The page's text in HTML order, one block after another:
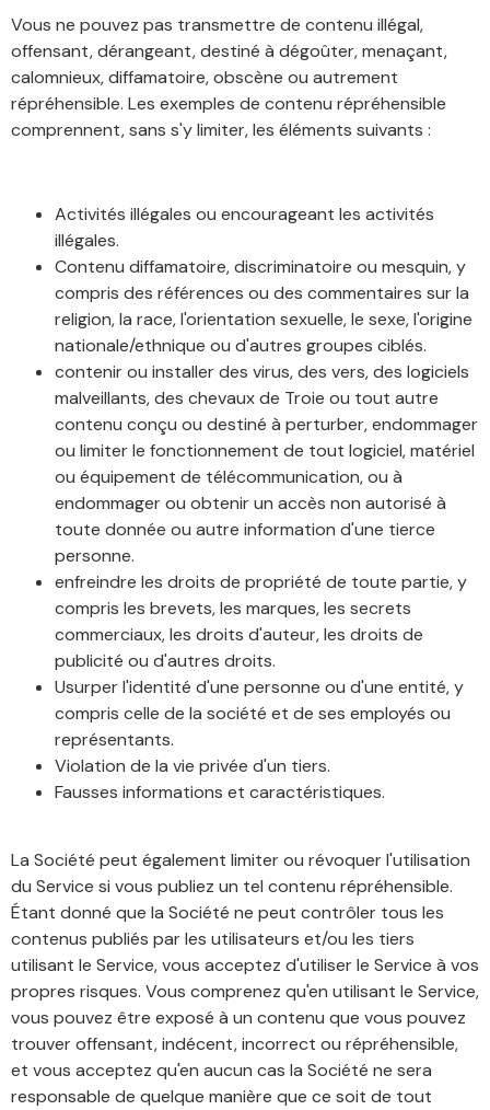
Vous ne pouvez pas transmettre de contenu illégal,
offensant, dérangeant, destiné à dégoûter, menaçant,
calomnieux, diffamatoire, obscène ou autrement
répréhensible. Les exemples de contenu répréhensible
comprennent, sans s'y limiter, les éléments suivants :
Activités illégales ou encourageant les activités
illégales.
Contenu diffamatoire, discriminatoire ou mesquin, y
compris des références ou des commentaires sur la
religion, la race, l'orientation sexuelle, le sexe, l'origine
nationale/ethnique ou d'autres groupes ciblés.
contenir ou installer des virus, des vers, des logiciels
malveillants, des chevaux de Troie ou tout autre
contenu conçu ou destiné à perturber, endommager
ou limiter le fonctionnement de tout logiciel, matériel
ou équipement de télécommunication, ou à
endommager ou obtenir un accès non autorisé à
toute donnée ou autre information d'une tierce
personne.
enfreindre les droits de propriété de toute partie, y
compris les brevets, les marques, les secrets
commerciaux, les droits d'auteur, les droits de
publicité ou d'autres droits.
Usurper l'identité d'une personne ou d'une entité, y
compris celle de la société et de ses employés ou
représentants.
Violation de la vie privée d'un tiers.
Fausses informations et caractéristiques.
La Société peut également limiter ou révoquer l'utilisation
du Service si vous publiez un tel contenu répréhensible.
Étant donné que la Société ne peut contrôler tous les
contenus publiés par les utilisateurs et/ou les tiers
utilisant le Service, vous acceptez d'utiliser le Service à vos
propres risques. Vous comprenez qu'en utilisant le Service,
vous pouvez être exposé à un contenu que vous pouvez
trouver offensant, indécent, incorrect ou répréhensible,
et vous acceptez qu'en aucun cas la Société ne sera
responsable de quelque manière que ce soit de tout